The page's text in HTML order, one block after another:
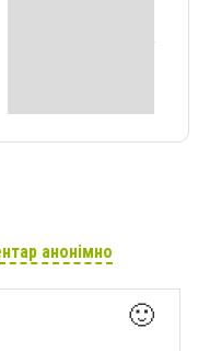
анонімно
🙂